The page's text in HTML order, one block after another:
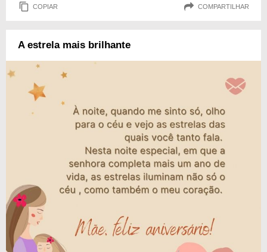
COPIAR COMPARTILHAR
A estrela mais brilhante